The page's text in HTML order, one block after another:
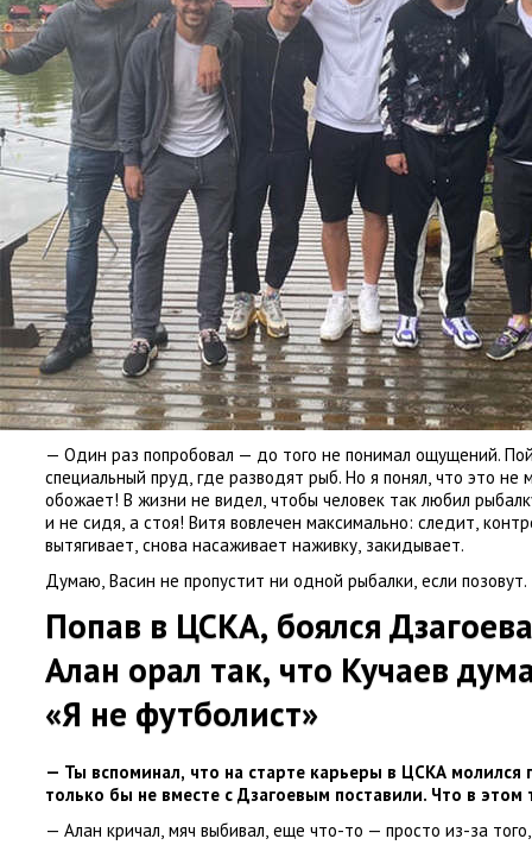
— Один раз попробовал — до того не понимал ощущений.
специальный пруд, где разводят рыб. Но я понял, что это не
обожает! В жизни не видел, чтобы человек так любил
и не сидя, а стоя! Витя вовлечен максимально: следит,
вытягивает, снова насаживает наживку, закидывает.
Думаю, Васин не пропустит ни одной рыбалки, если позовут.
Попав в ЦСКА, боялся
Алан орал так, что Кучаев
«Я не футболист»
— Ты вспоминал, что на старте карьеры в ЦСКА молился
только бы не вместе с Дзагоевым поставили. Что в этом
— Алан кричал, мяч выбивал, еще что-то — просто из-за того,